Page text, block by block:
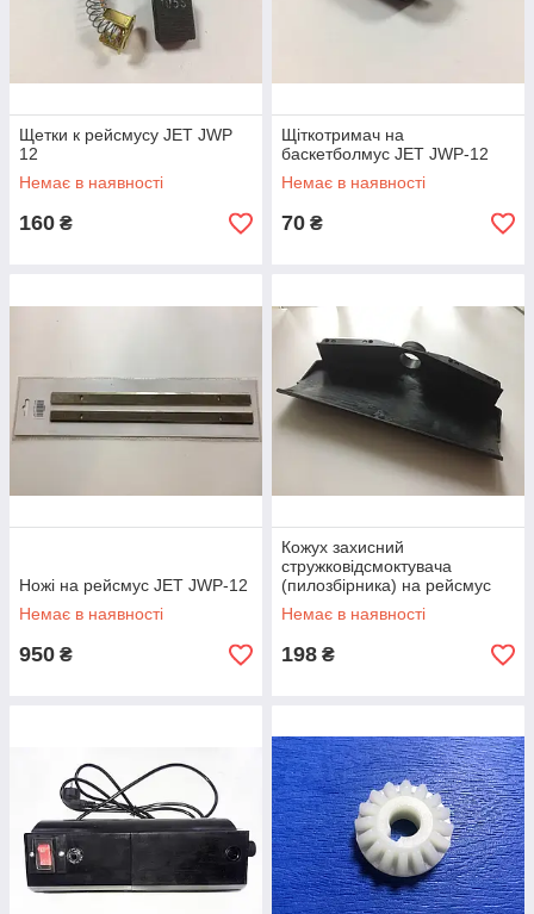
Щетки к рейсмусу JET JWP
12
Немає в наявності
160 ₴
Щіткотримач на
баскетболмус JET JWP-12
Немає в наявності
70 ₴
Ножі на рейсмус JET JWP-12
Немає в наявності
950 ₴
Кожух захисний
стружковідсмоктувача
(пилозбірника) на рейсмус
JWP-12
Немає в наявності
198 ₴